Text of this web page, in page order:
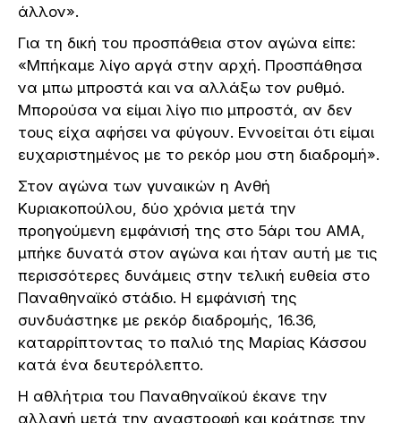
άλλον».
Για τη δική του προσπάθεια στον αγώνα είπε:
«Μπήκαμε λίγο αργά στην αρχή. Προσπάθησα
να μπω μπροστά και να αλλάξω τον ρυθμό.
Μπορούσα να είμαι λίγο πιο μπροστά, αν δεν
τους είχα αφήσει να φύγουν. Εννοείται ότι είμαι
ευχαριστημένος με το ρεκόρ μου στη διαδρομή».
Στον αγώνα των γυναικών η Ανθή
Κυριακοπούλου, δύο χρόνια μετά την
προηγούμενη εμφάνισή της στο 5άρι του ΑΜΑ,
μπήκε δυνατά στον αγώνα και ήταν αυτή με τις
περισσότερες δυνάμεις στην τελική ευθεία στο
Παναθηναϊκό στάδιο. Η εμφάνισή της
συνδυάστηκε με ρεκόρ διαδρομής, 16.36,
καταρρίπτοντας το παλιό της Μαρίας Κάσσου
κατά ένα δευτερόλεπτο.
Η αθλήτρια του Παναθηναϊκού έκανε την
αλλαγή μετά την αναστροφή και κράτησε την